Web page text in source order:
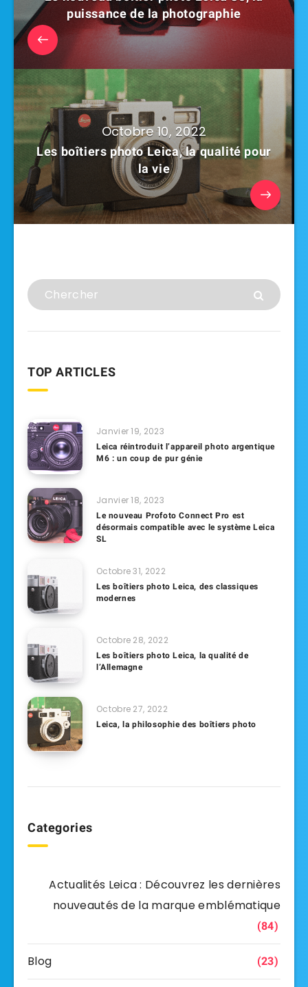
puissance de la photographie
Octobre 10, 2022
Les boîtiers photo Leica, la qualité pour
la vie
TOP ARTICLES
Janvier 19, 2023
Leica réintroduit l’appareil photo argentique
M6 : un coup de pur génie
Janvier 18, 2023
Le nouveau Profoto Connect Pro est
désormais compatible avec le système Leica
SL
Octobre 31, 2022
Les boîtiers photo Leica, des classiques
modernes
Octobre 28, 2022
Les boîtiers photo Leica, la qualité de
l’Allemagne
Octobre 27, 2022
Leica, la philosophie des boîtiers photo
Categories
Actualités Leica : Découvrez les dernières
nouveautés de la marque emblématique
(84)
Blog (23)